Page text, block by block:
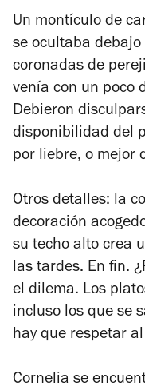
Un montículo de
se ocultaba
coronadas de
venía con un poco
Debieron
disponibilidad del
por liebre, o mejor
Otros detalles: la
decoración
su techo alto crea
las tardes. En fin.
el dilema. Los
incluso los que se
hay que respetar
Cornelia se